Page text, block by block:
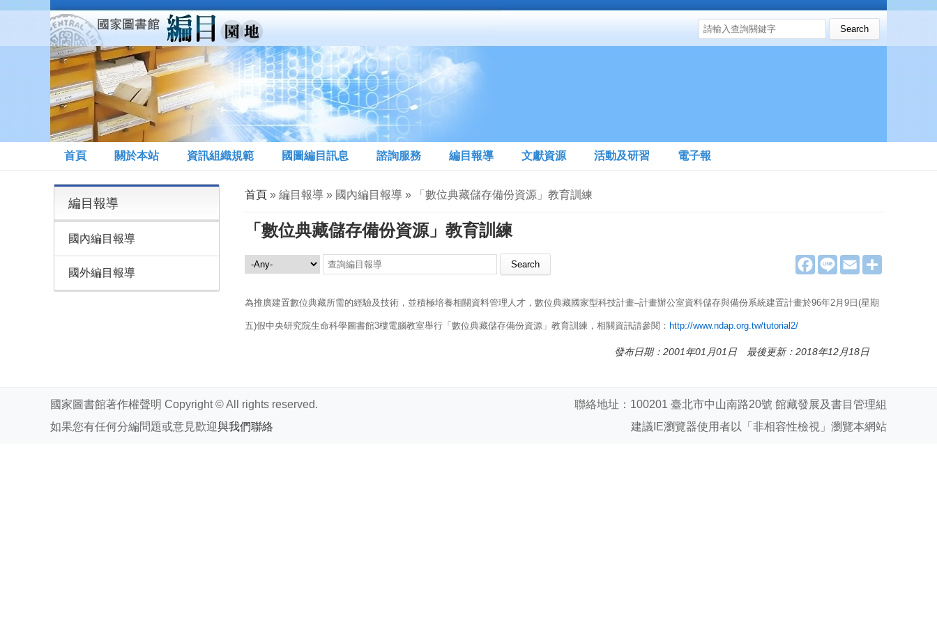
移至主內容
搜尋表單
Search this site
首頁 關於本站 資訊組織規範 國圖編目訊息 諮詢服務 編目報導 文獻資源 活動及研習 電子報
您在這裡
首頁» 編目報導 » 國內編目報導 » 「數位典藏儲存備份資源」教育訓練
「數位典藏儲存備份資源」教育訓練
F
a
b
L
E
m
l
編目報導
為推廣建置數位典藏所需的經驗及技術，並積極培養相關資料管理人才，數位典藏國家型科技計畫–計畫辦公室資料儲存與備份系統建置計畫於96年2月9日(星期
五)假中央研究院生命科學圖書館3樓電腦教室舉行「數位典藏儲存備份資源」教育訓練，相關資訊請參閱： http://www.ndap.org.tw/tutorial2/
發布日期：2001年01月01日 最後更新：2018年12月18日
編目報導
國內編目報導
國外編目報導
國家圖書館著作權聲明 Copyright © All rights reserved.
如果您有任何分編問題或意見歡迎與我們聯絡
聯絡地址：100201 臺北市中山南路20號 館藏發展及書目管理組
建議IE瀏覽器使用者以「非相容性檢視」瀏覽本網站